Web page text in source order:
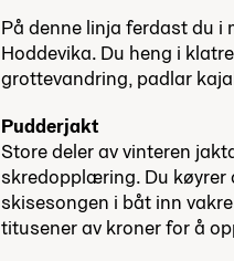
På denne linja ferdast du
Hoddevika. Du heng i
grottevandring, padlar
Pudderjakt
Store deler av vinteren
skredopplæring. Du køyrer
skisesongen i båt inn
titusener av kroner for å